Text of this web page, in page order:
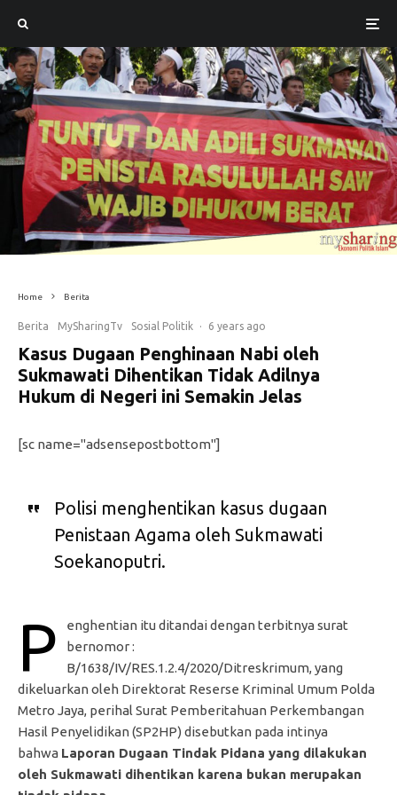
Home Berita
Berita MySharingTv Sosial Politik · 6 years ago
Kasus Dugaan Penghinaan Nabi oleh
Sukmawati Dihentikan Tidak Adilnya
Hukum di Negeri ini Semakin Jelas
[sc name="adsensepostbottom"]
Polisi menghentikan kasus dugaan
Penistaan Agama oleh Sukmawati
Soekanoputri.
P
enghentian itu ditandai dengan terbitnya surat
bernomor :
B/1638/IV/RES.1.2.4/2020/Ditreskrimum, yang
dikeluarkan oleh Direktorat Reserse Kriminal Umum Polda
Metro Jaya, perihal Surat Pemberitahuan Perkembangan
Hasil Penyelidikan (SP2HP) disebutkan pada intinya
bahwa Laporan Dugaan Tindak Pidana yang dilakukan
oleh Sukmawati dihentikan karena bukan merupakan